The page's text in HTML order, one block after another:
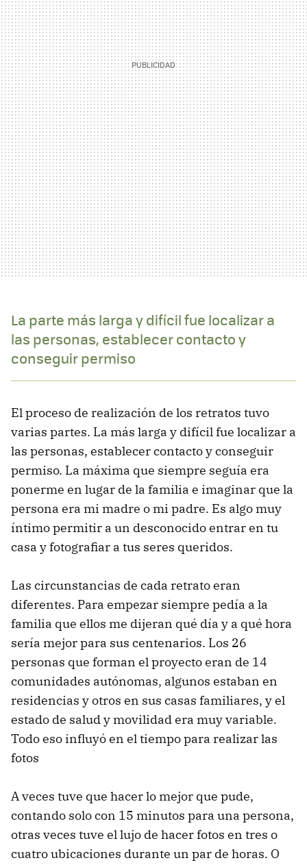
La parte más larga y difícil fue localizar a
las personas, establecer contacto y
conseguir permiso
El proceso de realización de los retratos tuvo
varias partes. La más larga y difícil fue localizar a
las personas, establecer contacto y conseguir
permiso. La máxima que siempre seguía era
ponerme en lugar de la familia e imaginar que la
persona era mi madre o mi padre. Es algo muy
íntimo permitir a un desconocido entrar en tu
casa y fotografiar a tus seres queridos.
Las circunstancias de cada retrato eran
diferentes. Para empezar siempre pedía a la
familia que ellos me dijeran qué día y a qué hora
sería mejor para sus centenarios. Los 26
personas que forman el proyecto eran de 14
comunidades autónomas, algunos estaban en
residencias y otros en sus casas familiares, y el
estado de salud y movilidad era muy variable.
Todo eso influyó en el tiempo para realizar las
fotos
A veces tuve que hacer lo mejor que pude,
contando solo con 15 minutos para una persona,
otras veces tuve el lujo de hacer fotos en tres o
cuatro ubicaciones durante un par de horas. O